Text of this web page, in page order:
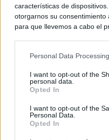
características de
otorgarnos su
para que llevemos a cabo el
negar su consentimiento.
de su consentimiento, pero
rechazar tal procesamiento.
cualquier momento entrando
visitando nuestra política de
Personal Data
I want to opt-out of the
personal data.
Opted In
I want to opt-out of the
Personal Data.
Opted In